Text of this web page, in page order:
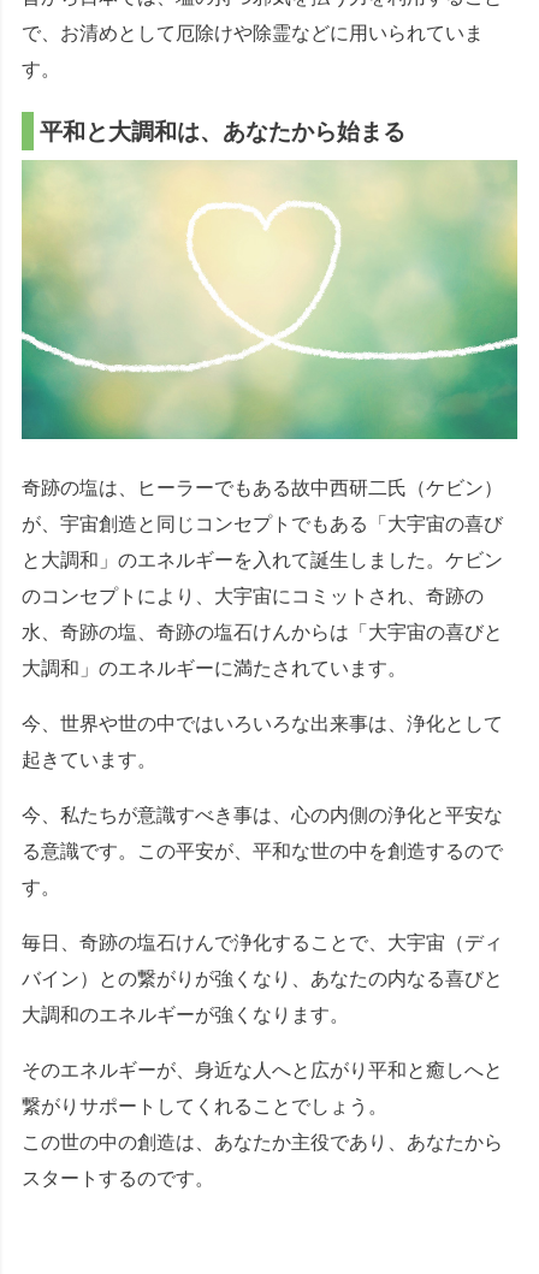
で、お清めとして厄除けや除霊などに用いられていま
す。
平和と大調和は、あなたから始まる
奇跡の塩は、ヒーラーでもある故中西研二氏（ケビン）
が、宇宙創造と同じコンセプトでもある「大宇宙の喜び
と大調和」のエネルギーを入れて誕生しました。ケビン
のコンセプトにより、大宇宙にコミットされ、奇跡の
水、奇跡の塩、奇跡の塩石けんからは「大宇宙の喜びと
大調和」のエネルギーに満たされています。
今、世界や世の中ではいろいろな出来事は、浄化として
起きています。
今、私たちが意識すべき事は、心の内側の浄化と平安な
る意識です。この平安が、平和な世の中を創造するので
す。
毎日、奇跡の塩石けんで浄化することで、大宇宙（ディ
バイン）との繋がりが強くなり、あなたの内なる喜びと
大調和のエネルギーが強くなります。
そのエネルギーが、身近な人へと広がり平和と癒しへと
繋がりサポートしてくれることでしょう。
この世の中の創造は、あなたか主役であり、あなたから
スタートするのです。